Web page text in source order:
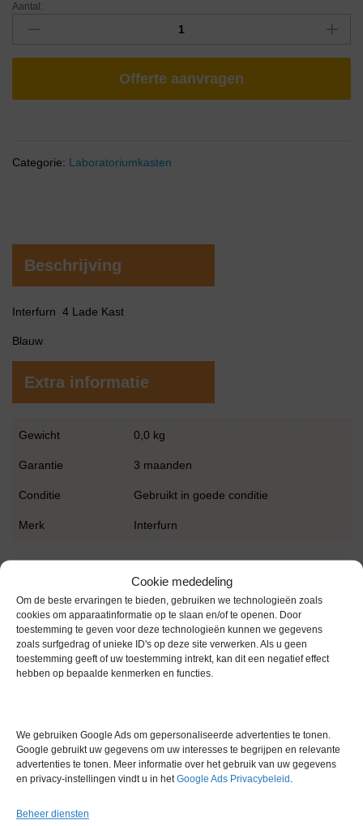
Cookie mededeling
Om de beste ervaringen te bieden, gebruiken we technologieën zoals
cookies om apparaatinformatie op te slaan en/of te openen. Door
toestemming te geven voor deze technologieën kunnen we gegevens
zoals surfgedrag of unieke ID's op deze site verwerken. Als u geen
toestemming geeft of uw toestemming intrekt, kan dit een negatief effect
hebben op bepaalde kenmerken en functies.
We gebruiken Google Ads om gepersonaliseerde advertenties te tonen.
Google gebruikt uw gegevens om uw interesses te begrijpen en relevante
advertenties te tonen. Meer informatie over het gebruik van uw gegevens
en privacy-instellingen vindt u in hetGoogle Ads Privacybeleid .
Beheer diensten
Aantal:
Offerte aanvragen
Categorie: Laboratoriumkasten
Beschrijving
Interfurn 4 Lade Kast
Blauw
Extra informatie
Gewicht 0,0 kg
Garantie 3 maanden
Conditie Gebruikt in goede conditie
Merk Interfurn
Gerelateerde producten